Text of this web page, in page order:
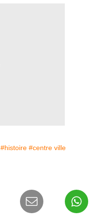
#histoire #centre ville